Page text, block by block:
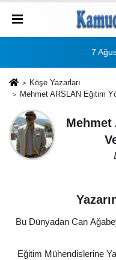
7
Köşe Yazarları
Mehmet ARSLAN Eğitim
Mehmet
Bu Dünyadan Can
Eğitim Mühendislerine